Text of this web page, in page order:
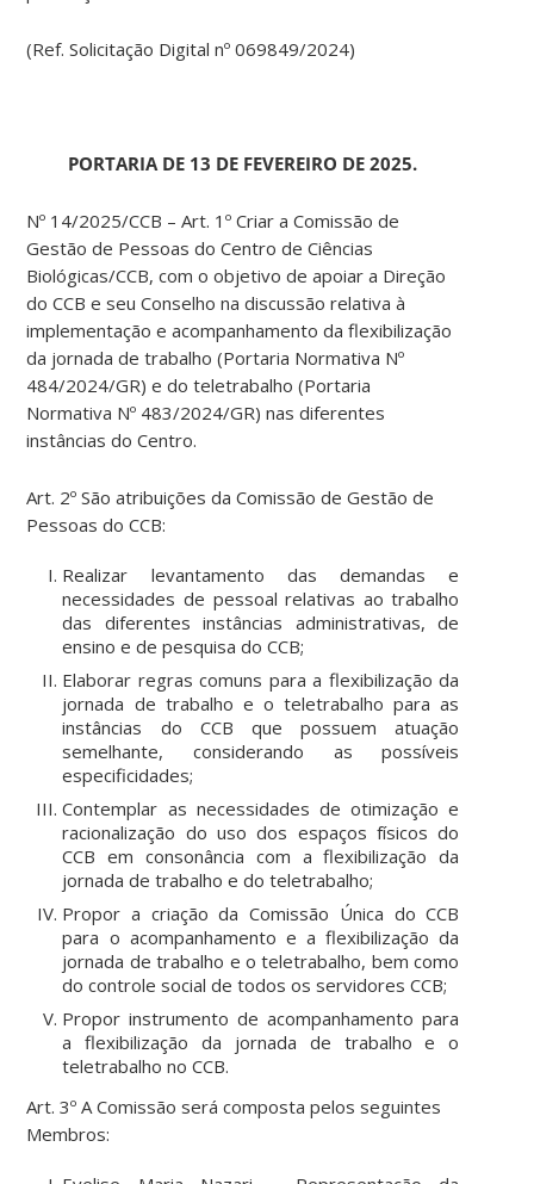
(Ref. Solicitação Digital nº 069849/2024)
PORTARIA DE 13 DE FEVEREIRO DE 2025.
Nº 14/2025/CCB – Art. 1º Criar a Comissão de
Gestão de Pessoas do Centro de Ciências
Biológicas/CCB, com o objetivo de apoiar a Direção
do CCB e seu Conselho na discussão relativa à
implementação e acompanhamento da flexibilização
da jornada de trabalho (Portaria Normativa Nº
484/2024/GR) e do teletrabalho (Portaria
Normativa Nº 483/2024/GR) nas diferentes
instâncias do Centro.
Art. 2º São atribuições da Comissão de Gestão de
Pessoas do CCB:
Realizar levantamento das demandas e
necessidades de pessoal relativas ao trabalho
das diferentes instâncias administrativas, de
ensino e de pesquisa do CCB;
Elaborar regras comuns para a flexibilização da
jornada de trabalho e o teletrabalho para as
instâncias do CCB que possuem atuação
semelhante, considerando as possíveis
especificidades;
Contemplar as necessidades de otimização e
racionalização do uso dos espaços físicos do
CCB em consonância com a flexibilização da
jornada de trabalho e do teletrabalho;
Propor a criação da Comissão Única do CCB
para o acompanhamento e a flexibilização da
jornada de trabalho e o teletrabalho, bem como
do controle social de todos os servidores CCB;
Propor instrumento de acompanhamento para
a flexibilização da jornada de trabalho e o
teletrabalho no CCB.
Art. 3º A Comissão será composta pelos seguintes
Membros: